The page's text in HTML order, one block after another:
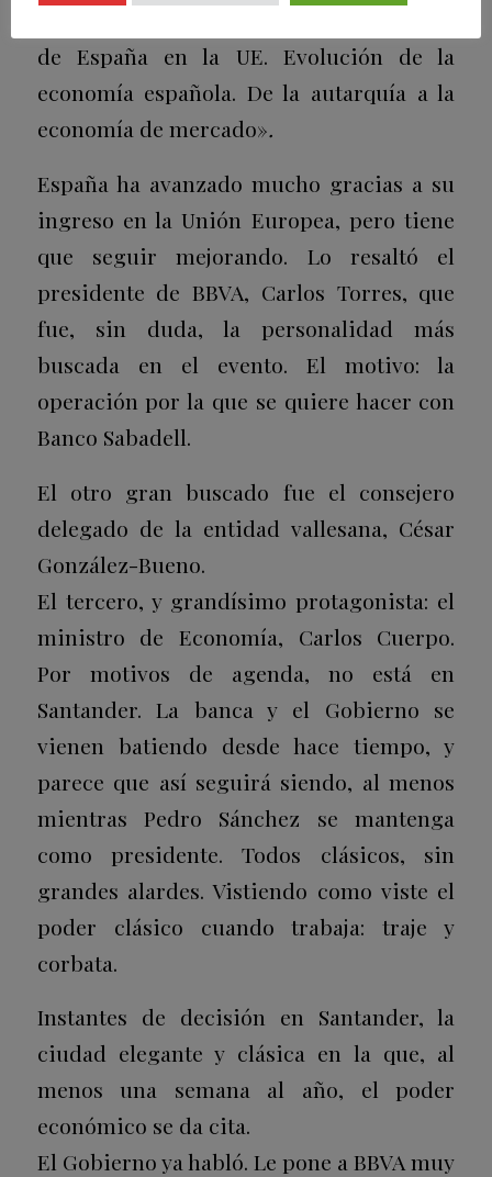
de España en la UE. Evolución de la
economía española. De la autarquía a la
economía de mercado».
España ha avanzado mucho gracias a su
ingreso en la Unión Europea, pero tiene
que seguir mejorando. Lo resaltó el
presidente de BBVA, Carlos Torres, que
fue, sin duda, la personalidad más
buscada en el evento. El motivo: la
operación por la que se quiere hacer con
Banco Sabadell.
El otro gran buscado fue el consejero
delegado de la entidad vallesana, César
González-Bueno.
El tercero, y grandísimo protagonista: el
ministro de Economía, Carlos Cuerpo.
Por motivos de agenda, no está en
Santander. La banca y el Gobierno se
vienen batiendo desde hace tiempo, y
parece que así seguirá siendo, al menos
mientras Pedro Sánchez se mantenga
como presidente. Todos clásicos, sin
grandes alardes. Vistiendo como viste el
poder clásico cuando trabaja: traje y
corbata.
Instantes de decisión en Santander, la
ciudad elegante y clásica en la que, al
menos una semana al año, el poder
económico se da cita.
El Gobierno ya habló. Le pone a BBVA muy